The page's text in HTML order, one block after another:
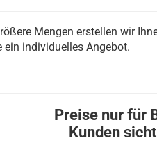
Mengen erstellen wir
ein individuelles Angebot.
Preise nur für
Kunden